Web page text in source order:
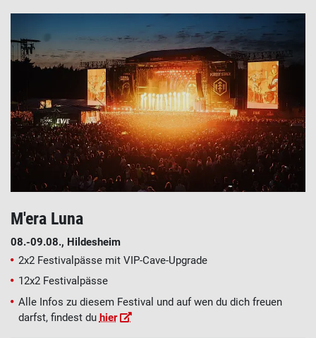
M'era Luna
08.-09.08., Hildesheim
2x2 Festivalpässe mit VIP-Cave-Upgrade
12x2 Festivalpässe
Alle Infos zu diesem Festival und auf wen du dich freuen
darfst, findest du hier